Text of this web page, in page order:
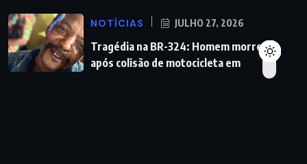
NOTÍCIAS JULHO 27, 2026
Tragédia na BR-324: Homem morre
após colisão de motocicleta em